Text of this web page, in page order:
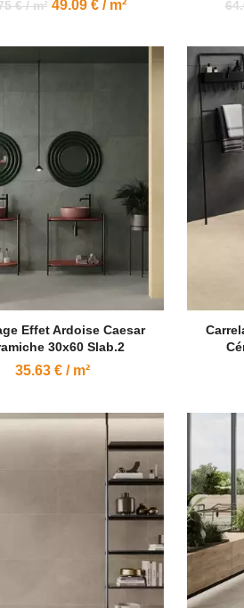
€ / m² 49.09 € / m²
Effet Ardoise Caesar
30x60 Slab.2
35.63 € / m²